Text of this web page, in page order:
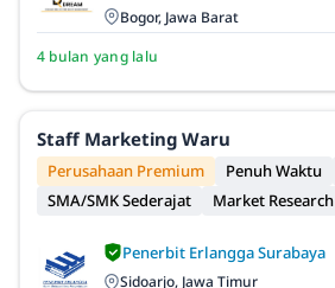
Bogor, Jawa Barat
4 bulan yang lalu
Staff Marketing Waru
Perusahaan Premium
Penuh Waktu
SMA/SMK Sederajat
Market Research
Penerbit Erlangga Surabaya
Sidoarjo, Jawa Timur